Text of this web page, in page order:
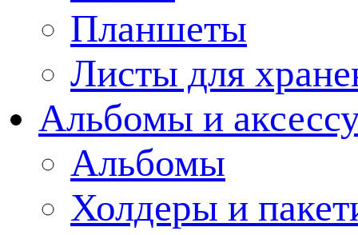
Планшеты
Листы для
Альбомы и
Альбомы
Холдеры и